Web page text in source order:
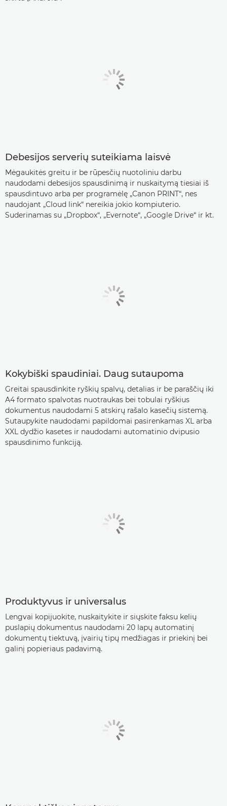
Debesijos serverių suteikiama laisvė
Mėgaukitės greitu ir be rūpesčių nuotoliniu darbu
naudodami debesijos spausdinimą ir nuskaitymą tiesiai iš
spausdintuvo arba per programėlę „Canon PRINT“, nes
naudojant „Cloud link“ nereikia jokio kompiuterio.
Suderinamas su „Dropbox“, „Evernote“, „Google Drive“ ir kt.
Kokybiški spaudiniai. Daug sutaupoma
Greitai spausdinkite ryškių spalvų, detalias ir be paraščių iki
A4 formato spalvotas nuotraukas bei tobulai ryškius
dokumentus naudodami 5 atskirų rašalo kasečių sistemą.
Sutaupykite naudodami papildomai pasirenkamas XL arba
XXL dydžio kasetes ir naudodami automatinio dvipusio
spausdinimo funkciją.
Produktyvus ir universalus
Lengvai kopijuokite, nuskaitykite ir siųskite faksu kelių
puslapių dokumentus naudodami 20 lapų automatinį
dokumentų tiektuvą, įvairių tipų medžiagas ir priekinį bei
galinį popieriaus padavimą.